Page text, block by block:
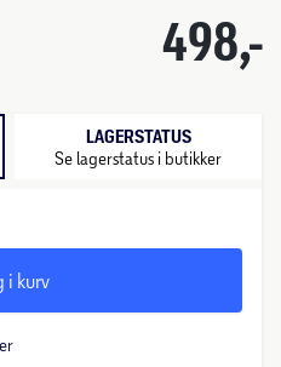
498,-
LAGERSTATUS
Se lagerstatus i butikker
i kurv